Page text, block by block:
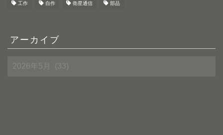
工作 自作 衛星通信 部品
アーカイブ
ア
ー